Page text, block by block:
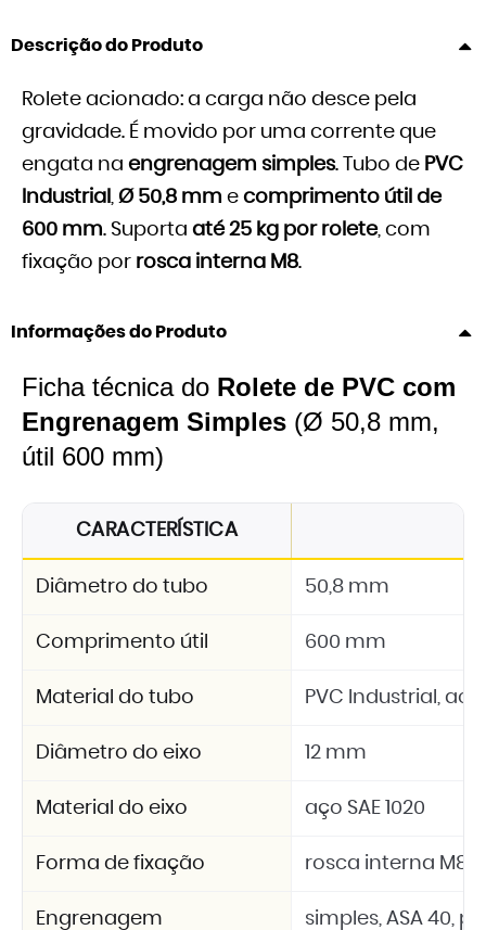
Descrição do Produto
Rolete acionado: a carga não desce pela
gravidade. É movido por uma corrente que
engata na engrenagem simples. Tubo de PVC
Industrial , Ø 50,8 mm e comprimento útil de
600 mm. Suporta até 25 kg por rolete, com
fixação por rosca interna M8.
Informações do Produto
Ficha técnica do Rolete de PVC com
Engrenagem Simples (Ø 50,8 mm,
útil 600 mm)
CARACTERÍSTICA
Diâmetro do tubo 50,8 mm
Comprimento útil 600 mm
Material do tubo PVC Industrial,
Diâmetro do eixo 12 mm
Material do eixo aço SAE 1020
Forma de fixação rosca interna M8
Engrenagem simples, ASA 40,